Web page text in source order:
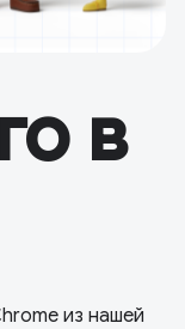
в
из нашей